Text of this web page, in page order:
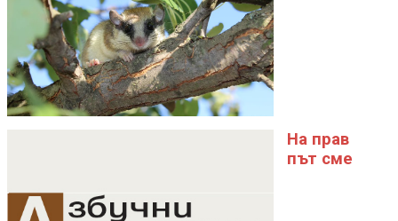
На прав
път сме